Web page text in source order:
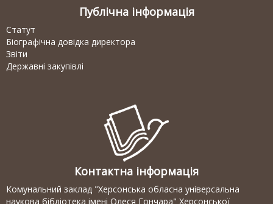
Публічна інформація
Статут
Біографічна довідка директора
Звіти
Державні закупівлі
Контактна інформація
Комунальний заклад "Херсонська обласна універсальна
наукова бібліотека імені Олеся Гончара" Херсонської